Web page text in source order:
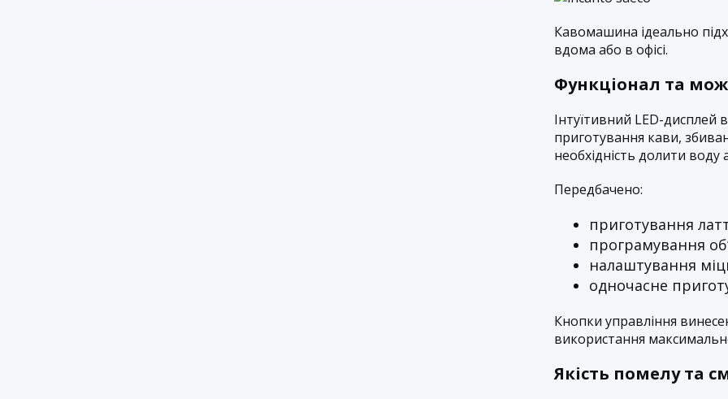
Кавомашина ідеально
вдома або в офісі.
Функціонал та
Інтуїтивний LED-дисплей
приготування кави,
необхідність долити
Передбачено:
приготування
програмування
налаштування
одночасне
Кнопки управління
використання
Якість помелу та